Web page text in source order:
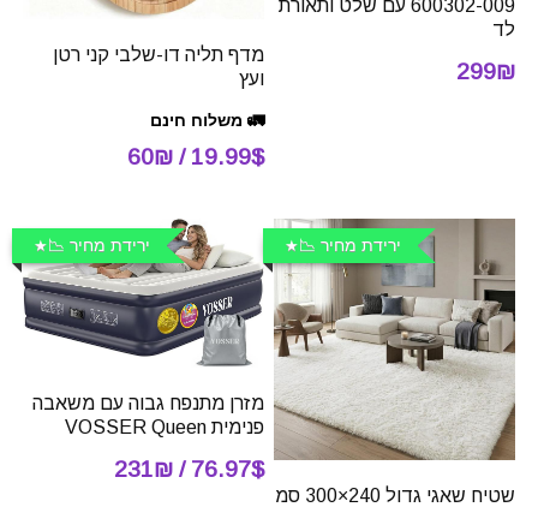
600302-009 עם שלט ותאורת
לד
299₪
מדף תליה דו-שלבי קני רטן
ועץ
🚛 משלוח חינם
19.99$ / 60₪
ירידת מחיר 📉
שטיח שאגי גדול 240×300 סמ
ירידת מחיר 📉
מזרן מתנפח גבוה עם משאבה
פנימית VOSSER Queen
76.97$ / 231₪